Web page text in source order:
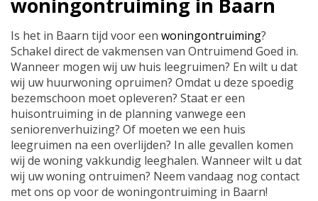
woningontruiming in Baarn
Is het in Baarn tijd voor een woningontruiming?
Schakel direct de vakmensen van Ontruimend Goed in.
Wanneer mogen wij uw huis leegruimen? En wilt u dat
wij uw huurwoning opruimen? Omdat u deze spoedig
bezemschoon moet opleveren? Staat er een
huisontruiming in de planning vanwege een
seniorenverhuizing? Of moeten we een huis
leegruimen na een overlijden? In alle gevallen komen
wij de woning vakkundig leeghalen. Wanneer wilt u dat
wij uw woning ontruimen? Neem vandaag nog contact
met ons op voor de woningontruiming in Baarn!